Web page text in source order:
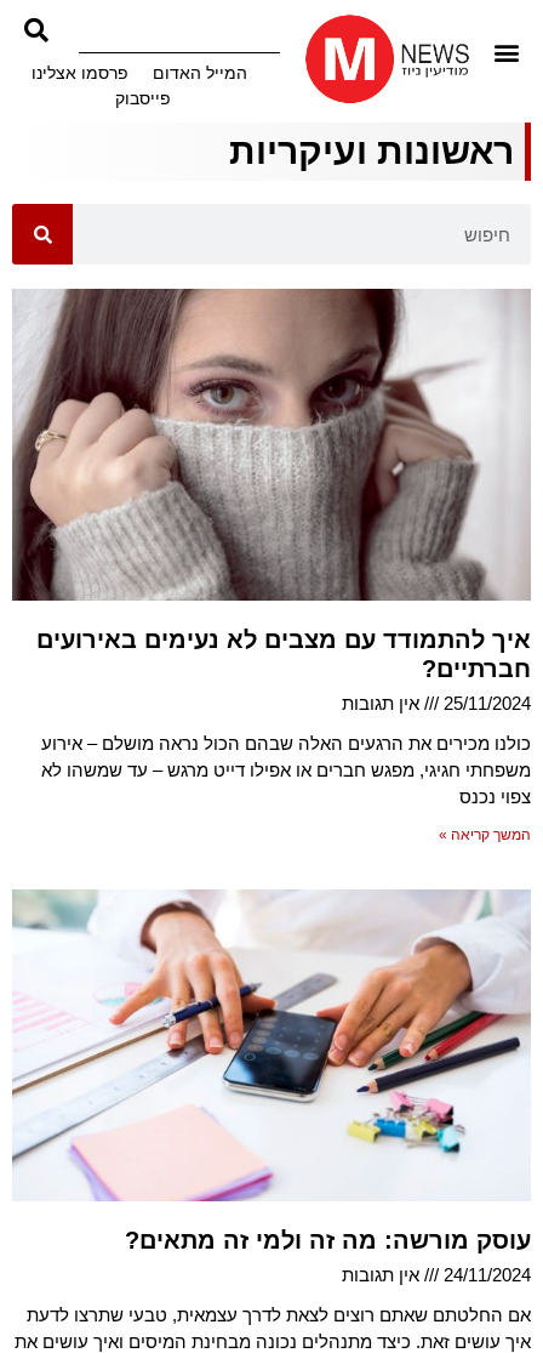
המייל האדום
פרסמו אצלינו
פייסבוק
ראשונות ועיקריות
איך להתמודד עם מצבים לא נעימים באירועים
חברתיים?
25/11/2024
אין תגובות
כולנו מכירים את הרגעים האלה שבהם הכול נראה מושלם – אירוע
משפחתי חגיגי, מפגש חברים או אפילו דייט מרגש – עד שמשהו לא
צפוי נכנס
המשך קריאה »
עוסק מורשה: מה זה ולמי זה מתאים?
24/11/2024
אין תגובות
אם החלטתם שאתם רוצים לצאת לדרך עצמאית, טבעי שתרצו לדעת
איך עושים זאת. כיצד מתנהלים נכונה מבחינת המיסים ואיך עושים את